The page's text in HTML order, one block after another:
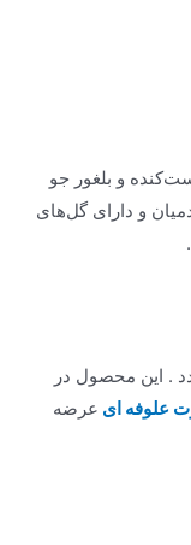
و بلغور جو
و دارای گل‌های
. این محصول در
علوفه ای عرضه